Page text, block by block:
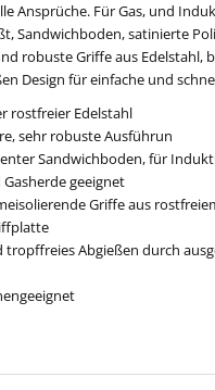
Ansprüche. Für Gas, und
Sandwichboden, satinierte
robuste Griffe aus Edelstahl,
Design für einfache und
rostfreier Edelstahl
sehr robuste Ausführun
Sandwichboden, für
geeignet
Griffe aus
tropffreies Abgießen durch